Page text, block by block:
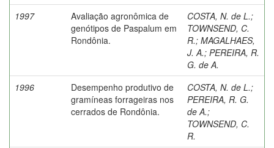
1997
Avaliação agronômica de
genótipos de Paspalum em
Rondônia.
COSTA, N. de L.;
TOWNSEND, C.
R.; MAGALHAES,
J. A.; PEREIRA, R.
G. de A.
1996
Desempenho produtivo de
gramíneas forrageiras nos
cerrados de Rondônia.
COSTA, N. de L.;
PEREIRA, R. G.
de A.;
TOWNSEND, C.
R.